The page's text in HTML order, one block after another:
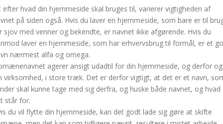
efter hvad din hjemmeside skal bruges til, varierer vigtigheden af
på siden også. Hvis du laver en hjemmeside, som bare er til
sjov med venner og bekendte, er navnet ikke afgørende. Hvis du
laver en hjemmeside, som har erhvervsbrug til formål, er et
nærmest alfa og omega.
agerer ansigt udadtil for din hjemmeside, og derfor
virksomhed, i store træk. Det er derfor vigtigt, at det er et navn,
skal kunne tage med sig derfra, og huske både navnet, og hvad
står for.
du vil flytte din hjemmeside, kan det godt lade sig gøre at skifte